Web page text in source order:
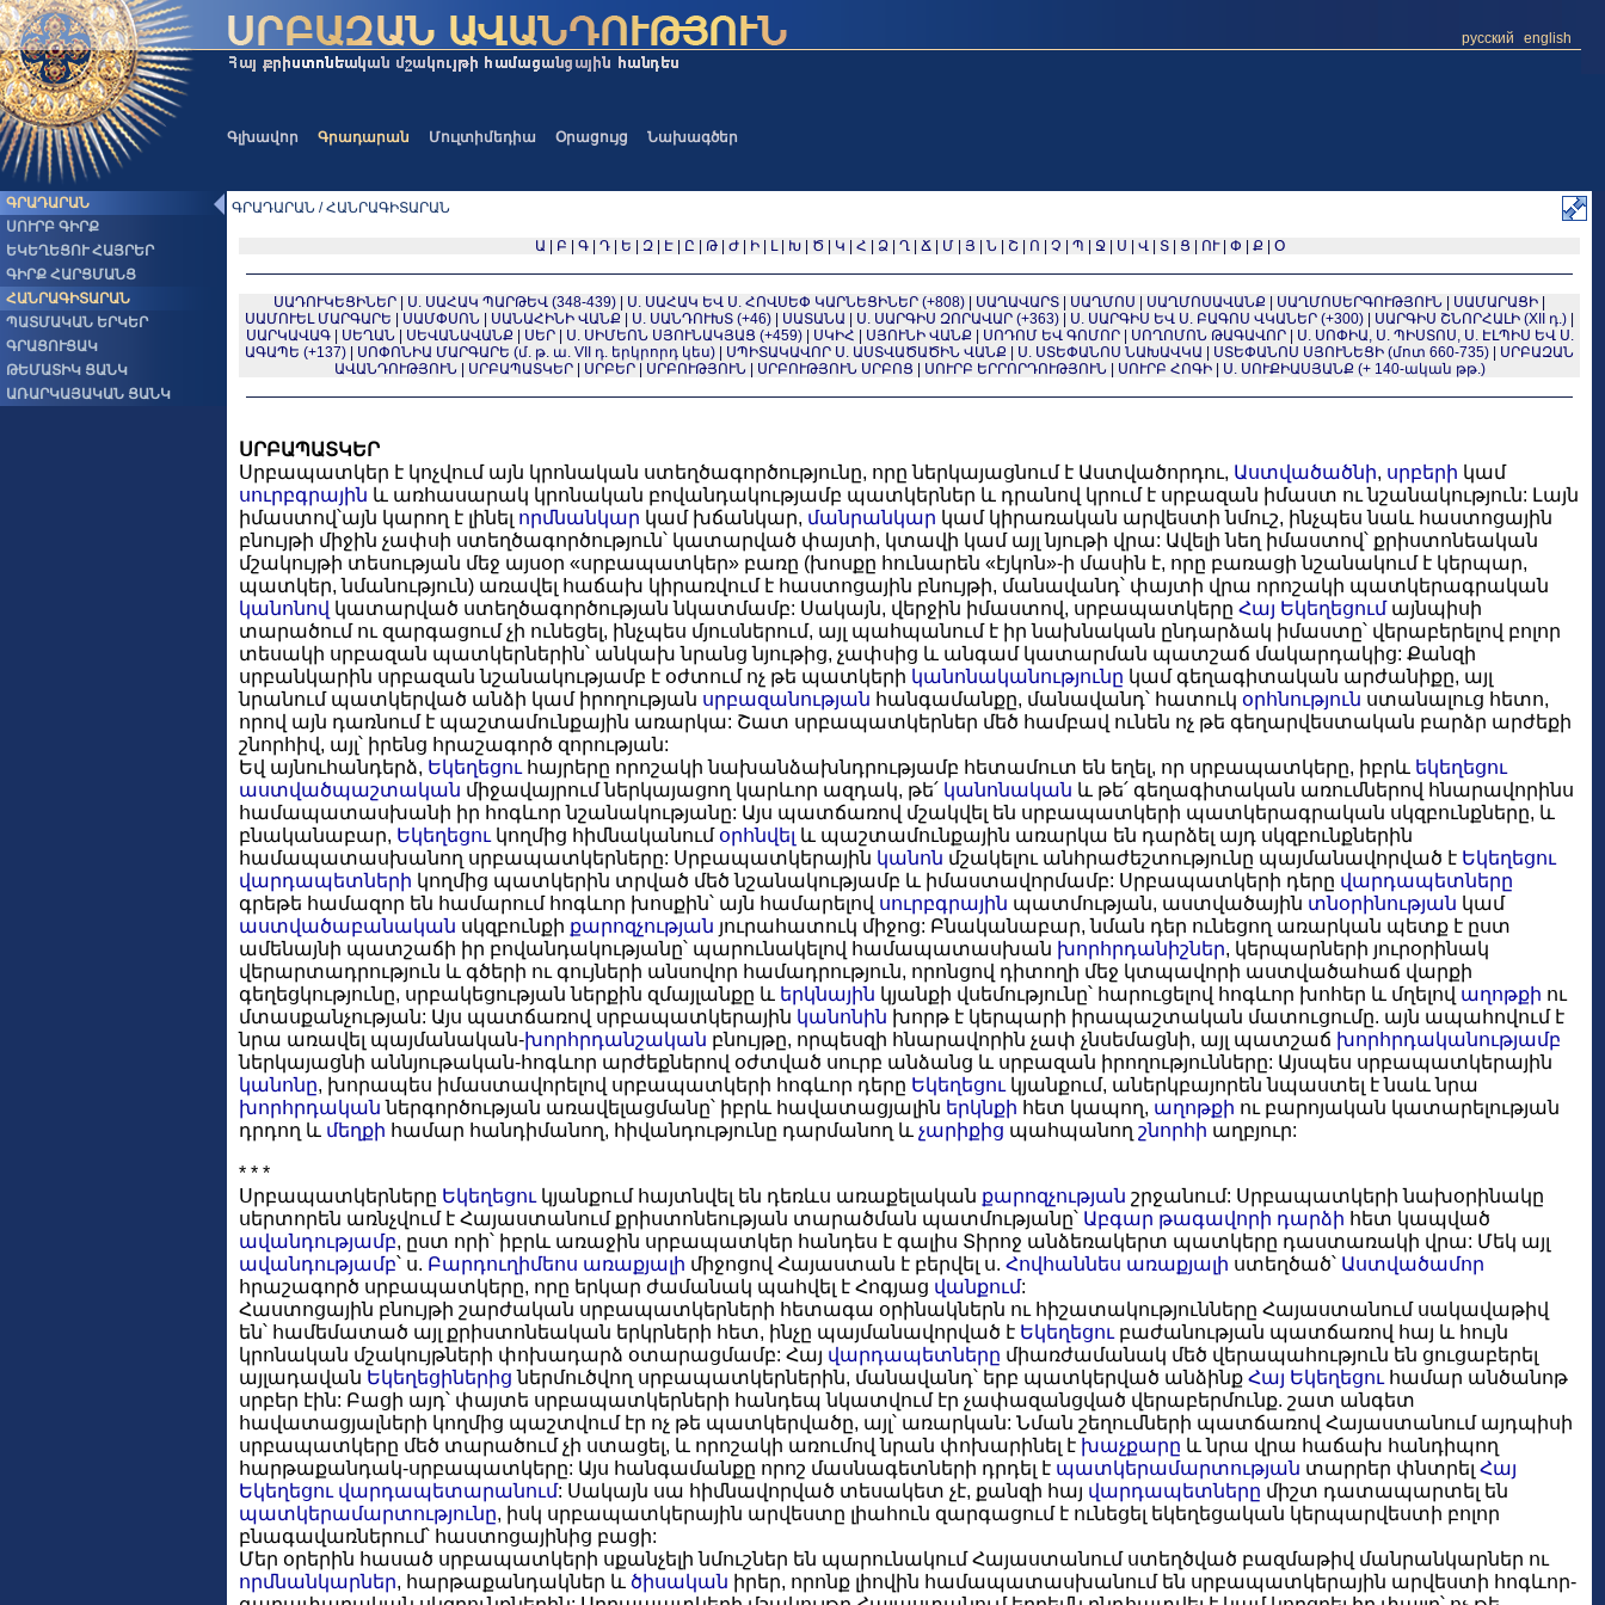
Գլխավոր Գրադարան Մուլտիմեդիա Օրացույց Նախագծեր
русский english
ԳՐԱԴԱՐԱՆ
ՍՈՒՐԲ ԳԻՐՔ
ԵԿԵՂԵՑՈՒ ՀԱՅՐԵՐ
ԳԻՐՔ ՀԱՐՑՄԱՆՑ
ՀԱՆՐԱԳԻՏԱՐԱՆ
ՊԱՏՄԱԿԱՆ ԵՐԿԵՐ
ԳՐԱՑՈՒՑԱԿ
ԹԵՄԱՏԻԿ ՑԱՆԿ
ԱՌԱՐԿԱՅԱԿԱՆ ՑԱՆԿ
ԳՐԱԴԱՐԱՆ / ՀԱՆՐԱԳԻՏԱՐԱՆ
Ա Բ Գ| Դ| Ե Զ| Է| Ը Թ| Ժ| Ի| Լ| Խ| Ծ| Կ Հ Ձ| Ղ| Ճ| Մ| Յ Ն Շ| Ո Չ Պ Ջ| Ս Վ| Տ| Ց ՈՒ| Փ Ք Օ
ՍԱԴՈՒԿԵՑԻՆԵՐ Ս. ՍԱՀԱԿ ՊԱՐԹԵՎ (348-439) Ս. ՍԱՀԱԿ ԵՎ Ս. ՀՈՎՍԵՓ ԿԱՐՆԵՑԻՆԵՐ (+808) ՍԱՂԱՎԱՐՏ ՍԱՂՄՈՍ ՍԱՂՄՈՍԱՎԱՆՔ ՍԱՂՄՈՍԵՐԳՈՒԹՅՈՒՆ ՍԱՄԱՐԱՑԻ
ՍԱՄՈՒԵԼ ՄԱՐԳԱՐԵ
ՍԱՄՓՍՈՆ ՍԱՆԱՀԻՆԻ ՎԱՆՔ Ս. ՍԱՆԴՈՒԽՏ (+46) ՍԱՏԱՆԱ Ս. ՍԱՐԳԻՍ ԶՈՐԱՎԱՐ (+363) Ս. ՍԱՐԳԻՍ ԵՎ Ս. ԲԱԳՈՍ ՎԿԱՆԵՐ (+300) ՍԱՐԳԻՍ ՇՆՈՐՀԱԼԻ (XII դ.)
ՍԱՐԿԱՎԱԳ| ՍԵՂԱՆ ՍԵՎԱՆԱՎԱՆՔ ՍԵՐ| Ս. ՍԻՄԵՈՆ ՍՅՈՒՆԱԿՅԱՑ (+459)| ՍԿԻՀ ՍՅՈՒՆԻ ՎԱՆՔ ՍՈԴՈՄ ԵՎ ԳՈՄՈՐ| ՍՈՂՈՄՈՆ ԹԱԳԱՎՈՐ|
Ս. ՍՈՓԻԱ, Ս. ՊԻՍՏՈՍ, Ս. ԷԼՊԻՍ ԵՎ Ս.
ԱԳԱՊԵ (+137)
ՍՈՓՈՆԻԱ ՄԱՐԳԱՐԵ (մ. թ. ա. VII դ. երկրորդ կես) ՍՊԻՏԱԿԱՎՈՐ Ս. ԱՍՏՎԱԾԱԾԻՆ ՎԱՆՔ Ս. ՍՏԵՓԱՆՈՍ ՆԱԽԱՎԿԱ ՍՏԵՓԱՆՈՍ ՍՅՈՒՆԵՑԻ (մոտ 660-735)
ՍՐԲԱԶԱՆ
ԱՎԱՆԴՈՒԹՅՈՒՆ
ՍՐԲԱՊԱՏԿԵՐ| ՍՐԲԵՐ| ՍՐԲՈՒԹՅՈՒՆ ՍՐԲՈՒԹՅՈՒՆ ՍՐԲՈՑ ՍՈՒՐԲ ԵՐՐՈՐԴՈՒԹՅՈՒՆ ՍՈՒՐԲ ՀՈԳԻ| Ս. ՍՈՒՔԻԱՍՅԱՆՔ (+ 140-ական թթ.)
ՍՐԲԱՊԱՏԿԵՐ
Սրբապատկեր է կոչվում այն կրոնական ստեղծագործությունը, որը ներկայացնում է Աստվածորդու, Աստվածածնի, սրբերի կամ
սուրբգրային և առհասարակ կրոնական բովանդակությամբ պատկերներ և դրանով կրում է սրբազան իմաստ ու նշանակություն: Լայն
իմաստով՝այն կարող է լինել որմնանկար կամ խճանկար, մանրանկար կամ կիրառական արվեստի նմուշ, ինչպես նաև հաստոցային
բնույթի միջին չափսի ստեղծագործություն՝ կատարված փայտի, կտավի կամ այլ նյութի վրա: Ավելի նեղ իմաստով՝ քրիստոնեական
մշակույթի տեսության մեջ այսօր «սրբապատկեր» բառը (խոսքը հունարեն «էյկոն»-ի մասին է, որը բառացի նշանակում է կերպար,
պատկեր, նմանություն) առավել հաճախ կիրառվում է հաստոցային բնույթի, մանավանդ՝ փայտի վրա որոշակի պատկերագրական
կանոնով կատարված ստեղծագործության նկատմամբ: Սակայն, վերջին իմաստով, սրբապատկերը Հայ Եկեղեցումայնպիսի
տարածում ու զարգացում չի ունեցել, ինչպես մյուսներում, այլ պահպանում է իր նախնական ընդարձակ իմաստը՝ վերաբերելով բոլոր
տեսակի սրբազան պատկերներին՝ անկախ նրանց նյութից, չափսից և անգամ կատարման պատշաճ մակարդակից: Քանզի
սրբանկարին սրբազան նշանակությամբ է օժտում ոչ թե պատկերի կանոնականությունը կամ գեղագիտական արժանիքը, այլ
նրանում պատկերված անձի կամ իրողության սրբազանության հանգամանքը, մանավանդ՝ հատուկ օրհնություն ստանալուց հետո,
որով այն դառնում է պաշտամունքային առարկա: Շատ սրբապատկերներ մեծ համբավ ունեն ոչ թե գեղարվեստական բարձր արժեքի
շնորհիվ, այլ՝ իրենց հրաշագործ զորության:
Եվ այնուհանդերձ, Եկեղեցու հայրերը որոշակի նախանձախնդրությամբ հետամուտ են եղել, որ սրբապատկերը, իբրև եկեղեցու
աստվածպաշտական միջավայրում ներկայացող կարևոր ազդակ, թե՛ կանոնական և թե՛ գեղագիտական առումներով հնարավորինս
համապատասխանի իր հոգևոր նշանակությանը: Այս պատճառով մշակվել են սրբապատկերի պատկերագրական սկզբունքները, և
բնականաբար, Եկեղեցու կողմից հիմնականումօրհնվել և պաշտամունքային առարկա են դարձել այդ սկզբունքներին
համապատասխանող սրբապատկերները: Սրբապատկերային կանոն մշակելու անհրաժեշտությունը պայմանավորված է Եկեղեցու
վարդապետների կողմից պատկերին տրված մեծ նշանակությամբ և իմաստավորմամբ: Սրբապատկերի դերը վարդապետները
գրեթե համազոր են համարում հոգևոր խոսքին՝ այն համարելով սուրբգրային պատմության, աստվածային տնօրինության կամ
աստվածաբանական սկզբունքի քարոզչության յուրահատուկ միջոց: Բնականաբար, նման դեր ունեցող առարկան պետք է ըստ
ամենայնի պատշաճի իր բովանդակությանը՝ պարունակելով համապատասխան խորհրդանիշներ, կերպարների յուրօրինակ
վերարտադրություն և գծերի ու գույների անսովոր համադրություն, որոնցով դիտողի մեջ կտպավորի աստվածահաճ վարքի
գեղեցկությունը, սրբակեցության ներքին զմայլանքը և երկնային կյանքի վսեմությունը՝ հարուցելով հոգևոր խոհեր և մղելով աղոթքի ու
մտասքանչության: Այս պատճառով սրբապատկերային կանոնին խորթ է կերպարի իրապաշտական մատուցումը. այն ապահովում է
նրա առավել պայմանական-խորհրդանշական բնույթը, որպեսզի հնարավորին չափ չնսեմացնի, այլ պատշաճ խորհրդականությամբ
ներկայացնի աննյութական-հոգևոր արժեքներով օժտված սուրբ անձանց և սրբազան իրողությունները: Այսպես սրբապատկերային
կանոնը, խորապես իմաստավորելով սրբապատկերի հոգևոր դերը Եկեղեցու կյանքում, աներկբայորեն նպաստել է նաև նրա
խորհրդական ներգործության առավելացմանը՝ իբրև հավատացյալին երկնքի հետ կապող, աղոթքի ու բարոյական կատարելության
դրդող և մեղքի համար հանդիմանող, հիվանդությունը դարմանող և չարիքից պահպանող շնորհի աղբյուր:
* * *
Սրբապատկերները Եկեղեցու կյանքում հայտնվել են դեռևս առաքելական քարոզչության շրջանում: Սրբապատկերի նախօրինակը
սերտորեն առնչվում է Հայաստանում քրիստոնեության տարածման պատմությանը՝ Աբգար թագավորի դարձի հետ կապված
ավանդությամբ, ըստ որի՝ իբրև առաջին սրբապատկեր հանդես է գալիս Տիրոջ անձեռակերտ պատկերը դաստառակի վրա: Մեկ այլ
ավանդությամբ՝ ս. Բարդուղիմեոս առաքյալի միջոցով Հայաստան է բերվել ս. Հովհաննես առաքյալի ստեղծած՝ Աստվածամոր
հրաշագործ սրբապատկերը, որը երկար ժամանակ պահվել է Հոգյաց վանքում:
Հաստոցային բնույթի շարժական սրբապատկերների հետագա օրինակներն ու հիշատակությունները Հայաստանում սակավաթիվ
են՝ համեմատած այլ քրիստոնեական երկրների հետ, ինչը պայմանավորված է Եկեղեցու բաժանության պատճառով հայ և հույն
կրոնական մշակույթների փոխադարձ օտարացմամբ: Հայ վարդապետները միառժամանակ մեծ վերապահություն են ցուցաբերել
այլադավան Եկեղեցիներից ներմուծվող սրբապատկերներին, մանավանդ՝ երբ պատկերված անձինք Հայ Եկեղեցու համար անծանոթ
սրբեր էին: Բացի այդ՝ փայտե սրբապատկերների հանդեպ նկատվում էր չափազանցված վերաբերմունք. շատ անգետ
հավատացյալների կողմից պաշտվում էր ոչ թե պատկերվածը, այլ՝ առարկան: Նման շեղումների պատճառով Հայաստանում այդպիսի
սրբապատկերը մեծ տարածում չի ստացել, և որոշակի առումով նրան փոխարինել է խաչքարը և նրա վրա հաճախ հանդիպող
հարթաքանդակ-սրբապատկերը: Այս հանգամանքը որոշ մասնագետների դրդել է պատկերամարտության տարրեր փնտրել Հայ
Եկեղեցու վարդապետարանում: Սակայն սա հիմնավորված տեսակետ չէ, քանզի հայ վարդապետները միշտ դատապարտել են
պատկերամարտությունը, իսկ սրբապատկերային արվեստը լիահուն զարգացում է ունեցել եկեղեցական կերպարվեստի բոլոր
բնագավառներում՝ հաստոցայինից բացի:
Մեր օրերին հասած սրբապատկերի սքանչելի նմուշներ են պարունակում Հայաստանում ստեղծված բազմաթիվ մանրանկարներ ու
որմնանկարներ, հարթաքանդակներ և ծիսական իրեր, որոնք լիովին համապատասխանում են սրբապատկերային արվեստի հոգևոր-